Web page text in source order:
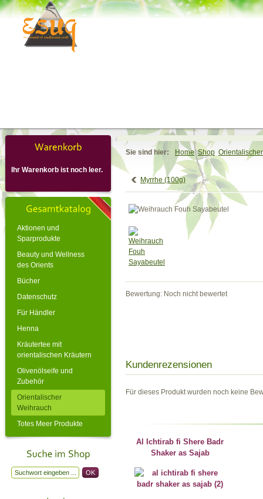
Ihr Warenkorb ist noch leer.
Aktionen und
Sparprodukte
Beauty und Wellness
des Orients
Bücher
Datenschutz
Für Händler
Henna
Kräutertee mit
orientalischen Kräutern
Olivenölseife und
Zubehör
Orientalischer
Weihrauch
Totes Meer Produkte
Sie sind hier: Home Shop
Myrrhe (100g)
Bewertung: Noch nicht bewertet
Kundenrezensionen
Für dieses Produkt wurden noch keine
Al Ichtirab fi Shere Badr
Shaker as Sajab